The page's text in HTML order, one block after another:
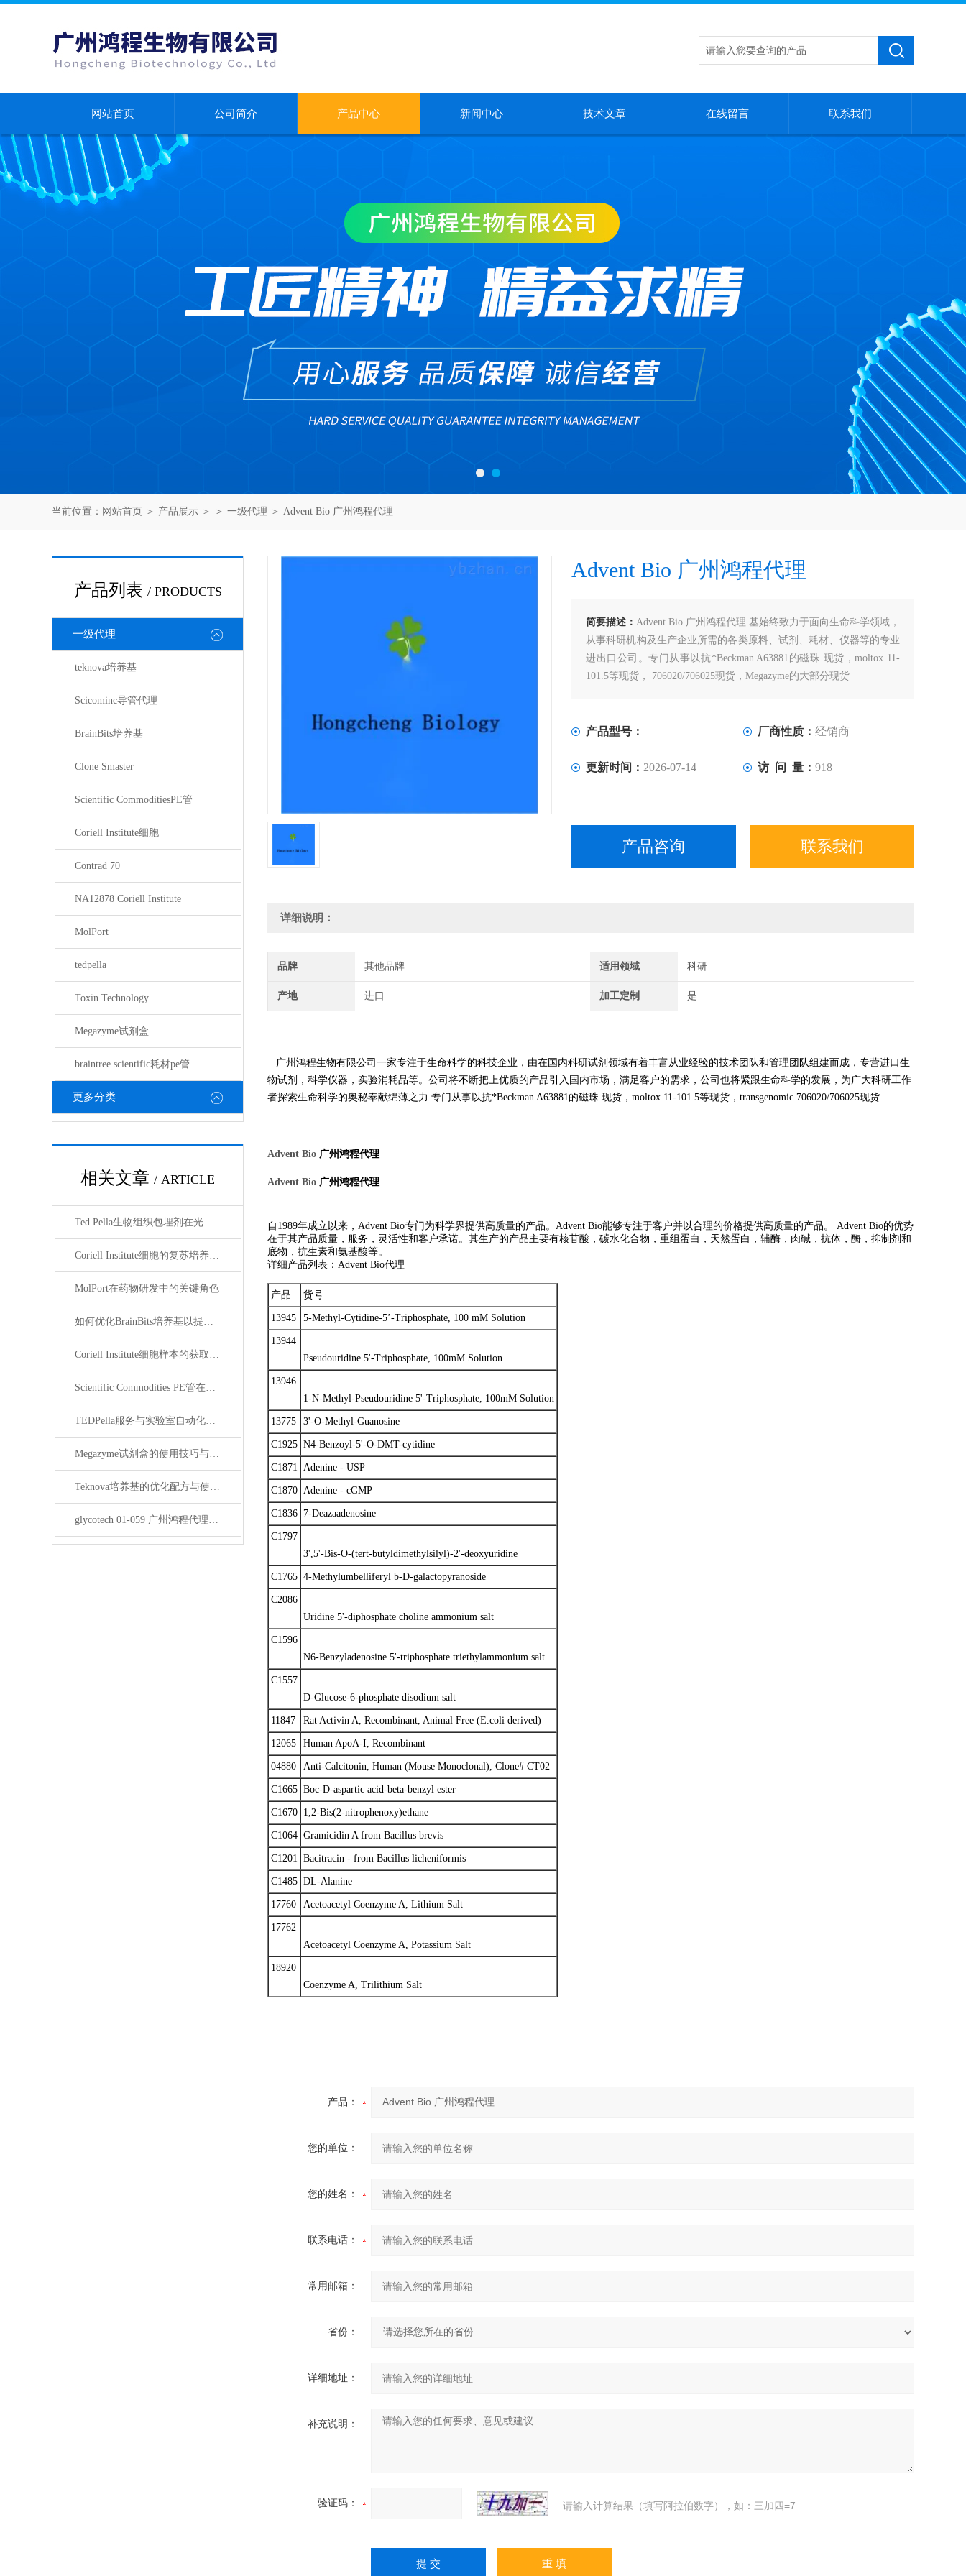
网站首页 公司简介 产品中心 新闻中心 技术文章 在线留言 联系我们
当前位置： 网站首页 ＞ 产品展示 ＞ ＞ 一级代理 ＞ Advent Bio 广州鸿程代理
产品列表 / PRODUCTS
一级代理
teknova培养基
Scicominc导管代理
BrainBits培养基
Clone Smaster
Scientific CommoditiesPE管
Coriell Institute细胞
Contrad 70
NA12878 Coriell Institute
MolPort
tedpella
Toxin Technology
Megazyme试剂盒
braintree scientific耗材pe管
更多分类
相关文章 / ARTICLE
Ted Pella生物组织包埋剂在光镜与电镜联用技术中的应用
Coriell Institute细胞的复苏培养与质量控制规范
MolPort在药物研发中的关键角色
如何优化BrainBits培养基以提高实验效果？
Coriell Institute细胞样本的获取与应用指南
Scientific Commodities PE管在环保实验中的作用
TEDPella服务与实验室自动化设备的整合
Megazyme试剂盒的使用技巧与实验优化方法
Teknova培养基的优化配方与使用技巧
glycotech 01-059 广州鸿程代理：开启糖生物学研究新征程
Advent Bio 广州鸿程代理
简要描述： Advent Bio 广州鸿程代理 基始终致力于面向生命科学领域，
从事科研机构及生产企业所需的各类原料、试剂、耗材、仪器等的专业
进出口公司。专门从事以抗*Beckman A63881的磁珠 现货，moltox 11-
101.5等现货， 706020/706025现货，Megazyme的大部分现货
产品型号： 厂商性质： 经销商
更新时间： 2026-07-14 访 问 量： 918
产品咨询 联系我们
详细说明：
品牌 其他品牌 适用领域 科研
产地 进口 加工定制 是
广州鸿程生物有限公司一家专注于生命科学的科技企业，由在国内科研试剂领域有着丰富从业经验的技术团队和管理团队组建而成，专营进口生
物试剂，科学仪器，实验消耗品等。公司将不断把上优质的产品引入国内市场，满足客户的需求，公司也将紧跟生命科学的发展，为广大科研工作
者探索生命科学的奥秘奉献绵薄之力.专门从事以抗*Beckman A63881的磁珠 现货，moltox 11-101.5等现货，transgenomic 706020/706025现货
Advent Bio 广州鸿程代理
Advent Bio 广州鸿程代理
自 1989年成立以来， Advent Bio专门为科学界提供高质量的产品。 Advent Bio能够专注于客户并以合理的价格提供高质量的产品。 Advent Bio的优势
在于其产品质量，服务，灵活性和客户承诺。其生产的产品主要有核苷酸，碳水化合物，重组蛋白，天然蛋白，辅酶，肉碱，抗体，酶，抑制剂和
底物，抗生素和氨基酸等。
详细产品列表：Advent Bio代理
产品 货号
13945 5-Methyl-Cytidine-5’-Triphosphate, 100 mM Solution
13944
Pseudouridine 5'-Triphosphate, 100mM Solution
13946
1-N-Methyl-Pseudouridine 5'-Triphosphate, 100mM Solution
13775 3'-O-Methyl-Guanosine
C1925 N4-Benzoyl-5'-O-DMT-cytidine
C1871 Adenine - USP
C1870 Adenine - cGMP
C1836 7-Deazaadenosine
C1797
3',5'-Bis-O-(tert-butyldimethylsilyl)-2'-deoxyuridine
C1765 4-Methylumbelliferyl b-D-galactopyranoside
C2086
Uridine 5'-diphosphate choline ammonium salt
C1596
N6-Benzyladenosine 5'-triphosphate triethylammonium salt
C1557
D-Glucose-6-phosphate disodium salt
11847 Rat Activin A, Recombinant, Animal Free (E.coli derived)
12065 Human ApoA-I, Recombinant
04880 Anti-Calcitonin, Human (Mouse Monoclonal), Clone# CT02
C1665 Boc-D-aspartic acid-beta-benzyl ester
C1670 1,2-Bis(2-nitrophenoxy)ethane
C1064 Gramicidin A from Bacillus brevis
C1201 Bacitracin - from Bacillus licheniformis
C1485 DL-Alanine
17760 Acetoacetyl Coenzyme A, Lithium Salt
17762
Acetoacetyl Coenzyme A, Potassium Salt
18920
Coenzyme A, Trilithium Salt
产品：
您的单位：
您的姓名：
联系电话：
常用邮箱：
省份：
详细地址：
补充说明：
验证码： 请输入计算结果（填写阿拉伯数字），如：三加四=7